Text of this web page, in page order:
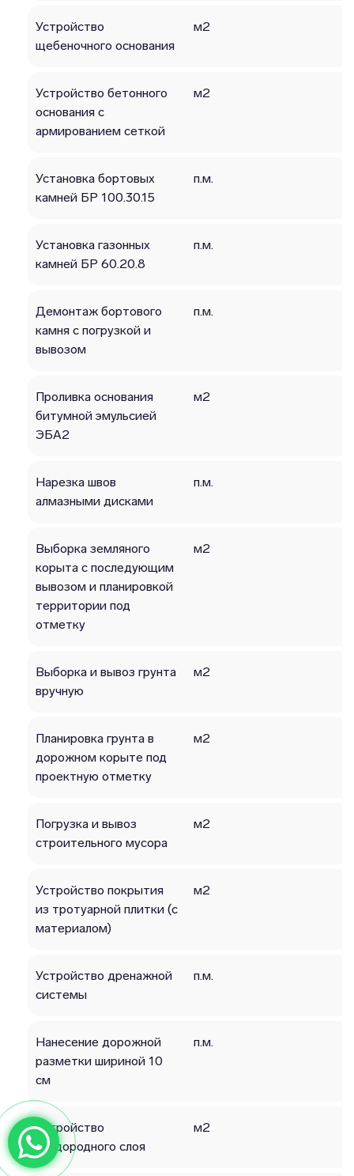
Устройство
щебеночного основания
м2
Устройство бетонного
основания с
армированием сеткой
м2
Установка бортовых
камней БР 100.30.15
п.м.
Установка газонных
камней БР 60.20.8
п.м.
Демонтаж бортового
камня с погрузкой и
вывозом
п.м.
Проливка основания
битумной эмульсией
ЭБА2
м2
Нарезка швов
алмазными дисками
п.м.
Выборка земляного
корыта с последующим
вывозом и планировкой
территории под
отметку
м2
Выборка и вывоз грунта
вручную
м2
Планировка грунта в
дорожном корыте под
проектную отметку
м2
Погрузка и вывоз
строительного мусора
м2
Устройство покрытия
из тротуарной плитки (с
материалом)
м2
Устройство дренажной
системы
п.м.
Нанесение дорожной
разметки шириной 10
см
п.м.
Устройство
плодородного слоя
м2